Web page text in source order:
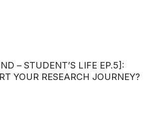
– STUDENT’S LIFE EP.5]:
YOUR RESEARCH JOURNEY?